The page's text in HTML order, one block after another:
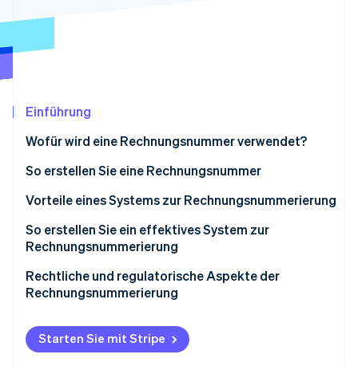
Identity
Online-Identitätsprüfung
Erfahren Sie, wie Stripe Lösungen für
Jetzt ansehen
Einführung
Wofür wird eine Rechnungsnummer verwendet?
So erstellen Sie eine Rechnungsnummer
Vorteile eines Systems zur Rechnungsnummerierung
So erstellen Sie ein effektives System zur
Rechnungsnummerierung
Format wählen
Entscheiden Sie sich für einen Ausgangspunkt
Eindeutigkeit sichern
Rechtliche und regulatorische Aspekte der
Rechnungsnummerierung
Starten Sie mit Stripe